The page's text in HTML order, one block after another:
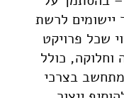
יישומים לרשת
שכל פרויקט
וחלוקה, כולל
בצרכי